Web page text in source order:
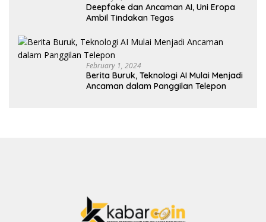
Deepfake dan Ancaman AI, Uni Eropa
Ambil Tindakan Tegas
February 1, 2024
Berita Buruk, Teknologi AI Mulai Menjadi
Ancaman dalam Panggilan Telepon